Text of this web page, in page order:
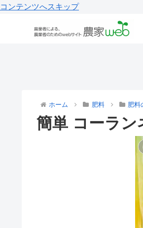
コンテンツへスキップ
ホーム 肥料 肥料
簡単 コーラ